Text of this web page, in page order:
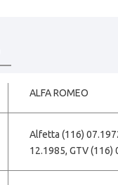
ALFA ROMEO
Alfetta (116)
12.1985, GTV (116)